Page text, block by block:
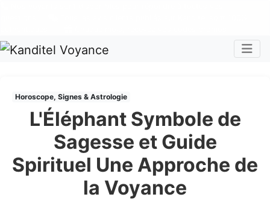
Horoscope, Signes & Astrologie
L'Éléphant Symbole de
Sagesse et Guide
Spirituel Une Approche de
la Voyance